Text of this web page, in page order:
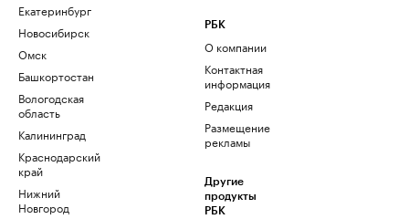
Екатеринбург
Новосибирск
Омск
Башкортостан
Вологодская
область
Калининград
Краснодарский
край
Нижний
Новгород
РБК
О компании
Контактная
информация
Редакция
Размещение
рекламы
Другие
продукты
РБК